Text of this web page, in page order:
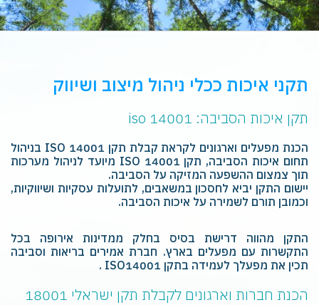
תקני איכות ככלי ניהול מיצוב ושיווק
תקן איכות הסביבה: 14001 iso ‏
הכנת מפעלים וארגונים לקראת קבלת תקן 14001 ‏ISO‏ בניהול
תחום איכות הסביבה, תקן 14001 ‏ISO‏ מיועד לניהול מערכות
תוך צמצום ההשפעה המזיקה על הסביבה.
יישום התקן יביא לחסכון במשאבים, לתועלות עסקיות ושיווקיות,
וכמובן תורם לשמירה על איכות הסביבה.‏
התקן מהווה דרישת בסיס בחלק ממדינות אירופה בכל
התקשרות עם מפעלים בארץ.‏ חברת אמירים בריאות וסביבה
תכין את מפעלך לעמידה בתקן 14001‏‎ ISO‎.
‏‏הכנת חברות וארגונים לקבלת תקן ישראלי 18001